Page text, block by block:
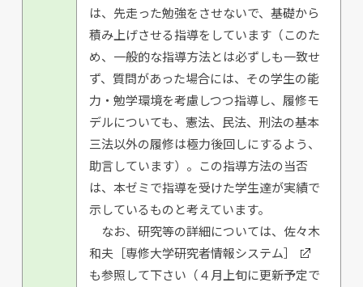
は、先走った勉強をさせないで、基礎から
積み上げさせる指導をしています（このた
め、一般的な指導方法とは必ずしも一致せ
ず、質問があった場合には、その学生の能
力・勉学環境を考慮しつつ指導し、履修モ
デルについても、憲法、民法、刑法の基本
三法以外の履修は極力後回しにするよう、
助言しています）。この指導方法の当否
は、本ゼミで指導を受けた学生達が実績で
示しているものと考えています。
なお、研究等の詳細については、 佐々木
和夫［専修大学研究者情報システム］
も参照して下さい（４月上旬に更新予定で